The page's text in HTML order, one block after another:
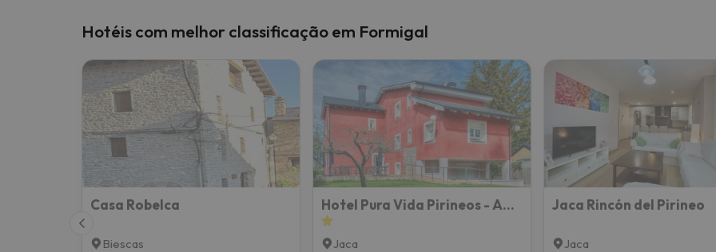
Hotéis com melhor classificação em Formigal
Casa Robelca
Biescas
Hotel Pura Vida Pirineos - Adults Only (+14)
Jaca
Jaca Rincón del Pirineo
Jaca